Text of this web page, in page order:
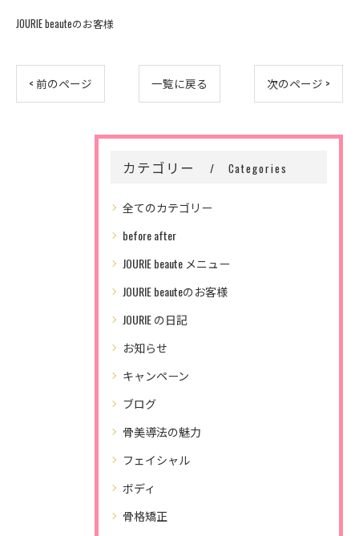
JOURIE beauteのお客様
< 前のページ 一覧に戻る 次のページ >
カテゴリー Categories
全てのカテゴリー
before after
JOURIE beaute メニュー
JOURIE beauteのお客様
JOURIE の日記
お知らせ
キャンペーン
ブログ
骨美導法の魅力
フェイシャル
ボディ
骨格矯正